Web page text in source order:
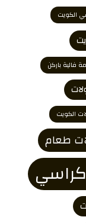
الكويت
فالية باركن
الكويت
طعام
كراسي